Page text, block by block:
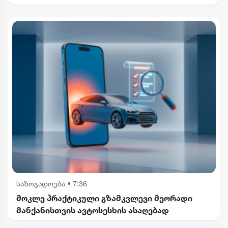
საზოგადოება • 7:36
მოკლე პრაქტიკული გზამკვლევი მეორადი
მანქანისთვის ავტოსესხის ასაღებად